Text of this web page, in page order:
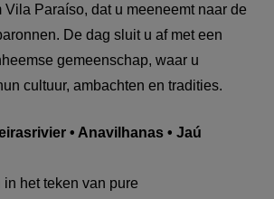
Paraíso, dat u meeneemt naar de
De dag sluit u af met een
gemeenschap, waar u
cultuur, ambachten en tradities.
• Anavilhanas • Jaú
het teken van pure